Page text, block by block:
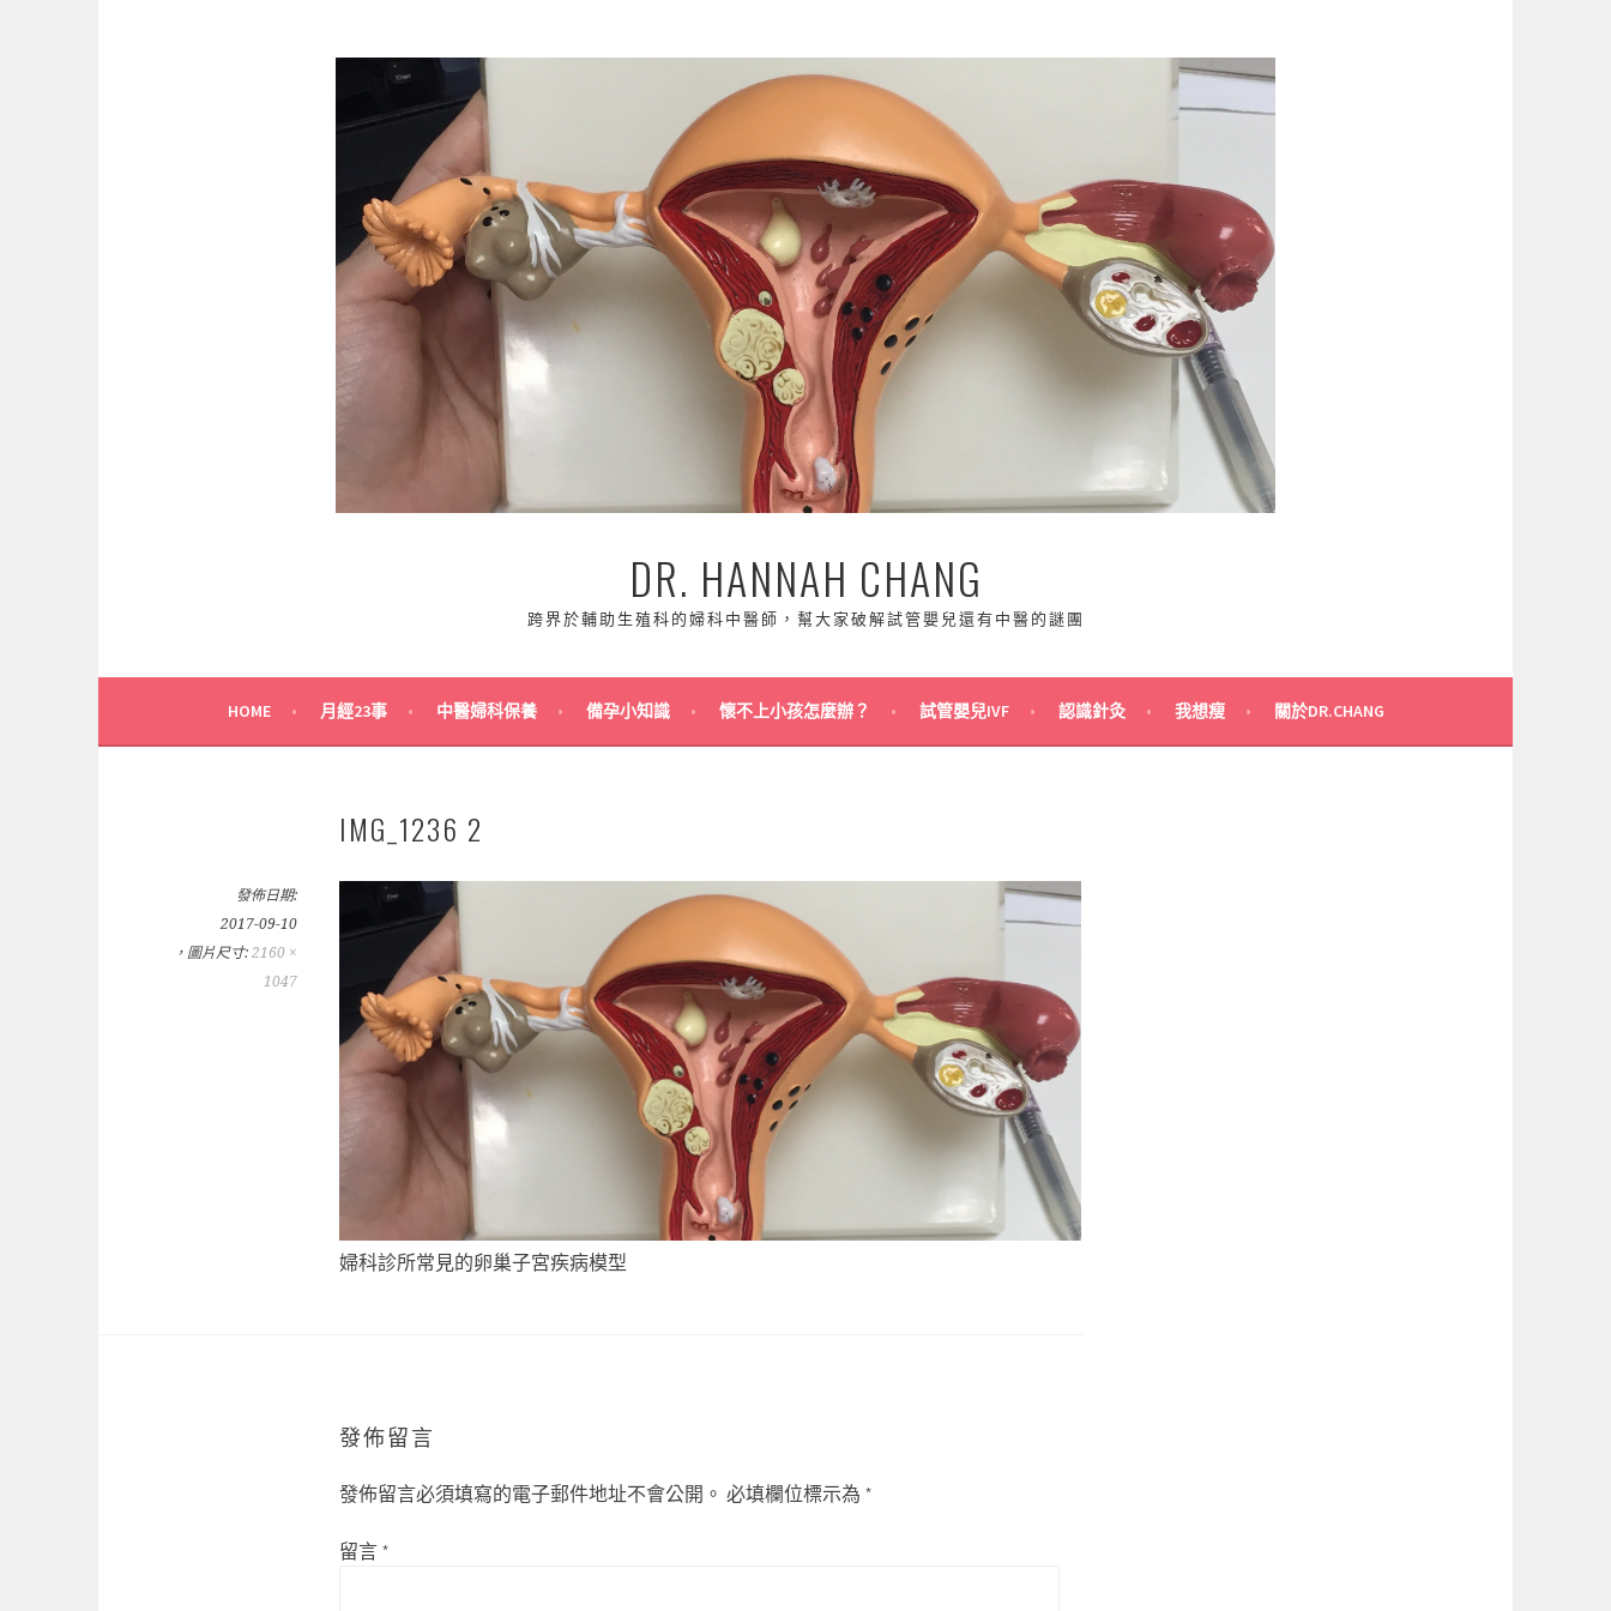
DR. HANNAH CHANG
跨界於輔助生殖科的婦科中醫師，幫大家破解試管嬰兒還有中醫的謎團
HOME 月經23事 中醫婦科保養 備孕小知識 懷不上小孩怎麼辦？ 試管嬰兒IVF 認識針灸 我想瘦 關於DR.CHANG
IMG_1236 2
發佈日期:
2017-09-10
，圖片尺寸: 2160 ×
1047
婦科診所常見的卵巢子宮疾病模型
發佈留言
發佈留言必須填寫的電子郵件地址不會公開。 必填欄位標示為 *
留言 *